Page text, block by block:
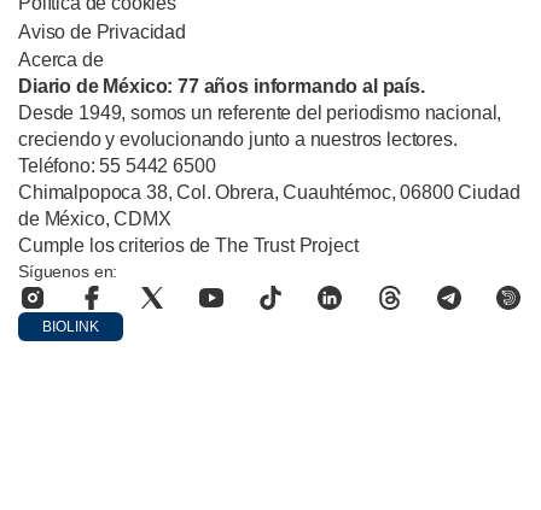
Aviso de Privacidad
Acerca de
Diario de México: 77 años informando al país.
Desde 1949, somos un referente del periodismo nacional,
creciendo y evolucionando junto a nuestros lectores.
Teléfono: 55 5442 6500
Chimalpopoca 38, Col. Obrera, Cuauhtémoc, 06800 Ciudad
de México, CDMX
Cumple los criterios de The Trust Project
Síguenos en:
BIOLINK